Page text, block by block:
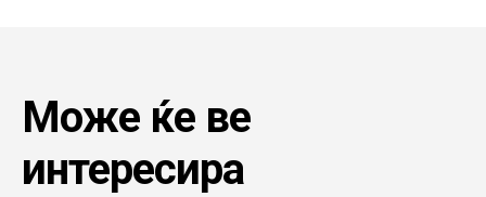
Може ќе ве
интересира